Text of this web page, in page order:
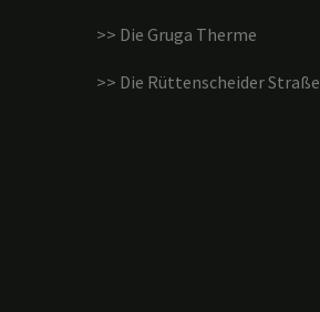
>> Die Gruga Therme
>> Die Rüttenscheider Straße